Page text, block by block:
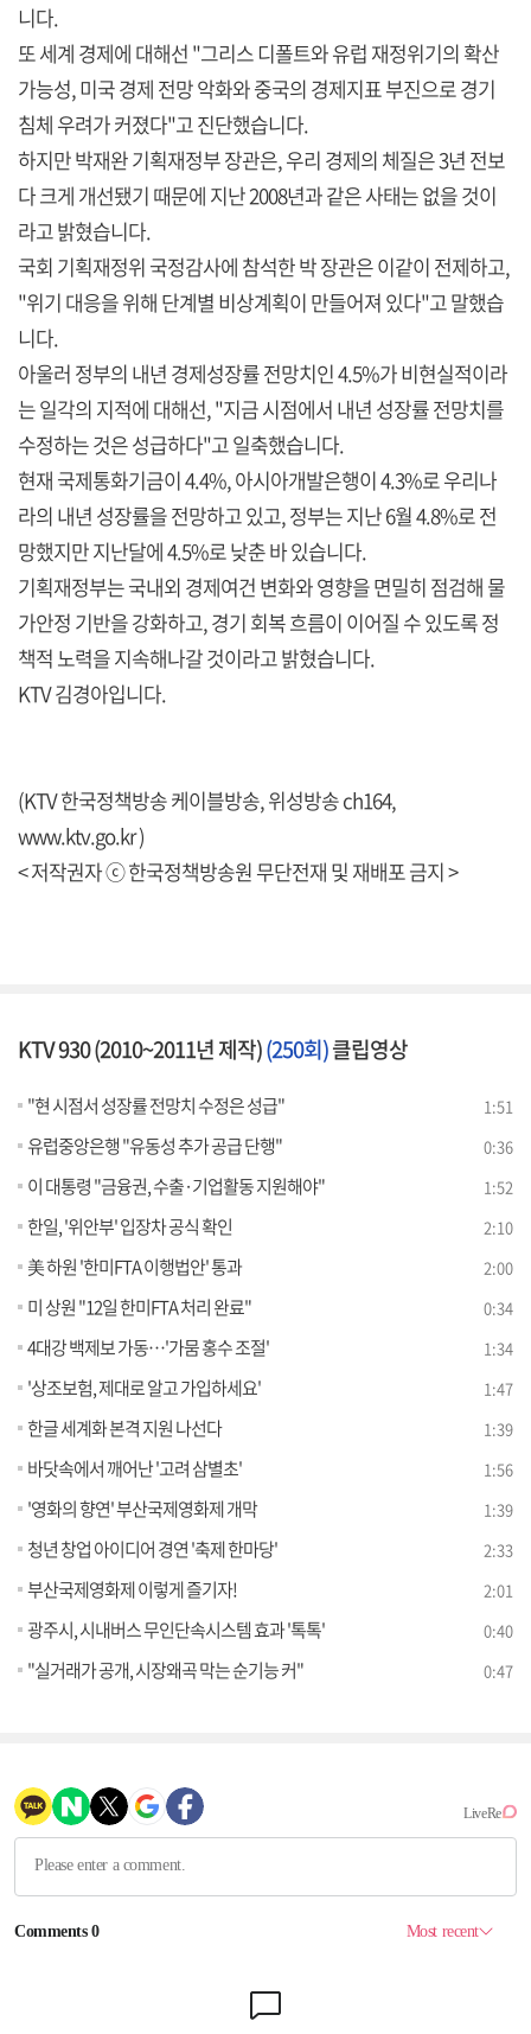
니다.
또 세계 경제에 대해선 "그리스 디폴트와 유럽 재정위기의 확산
가능성, 미국 경제 전망 악화와 중국의 경제지표 부진으로 경기
침체 우려가 커졌다"고 진단했습니다.
하지만 박재완 기획재정부 장관은, 우리 경제의 체질은 3년 전보
다 크게 개선됐기 때문에 지난 2008년과 같은 사태는 없을 것이
라고 밝혔습니다.
국회 기획재정위 국정감사에 참석한 박 장관은 이같이 전제하고,
"위기 대응을 위해 단계별 비상계획이 만들어져 있다"고 말했습
니다.
아울러 정부의 내년 경제성장률 전망치인 4.5%가 비현실적이라
는 일각의 지적에 대해선, "지금 시점에서 내년 성장률 전망치를
수정하는 것은 성급하다"고 일축했습니다.
현재 국제통화기금이 4.4%, 아시아개발은행이 4.3%로 우리나
라의 내년 성장률을 전망하고 있고, 정부는 지난 6월 4.8%로 전
망했지만 지난달에 4.5%로 낮춘 바 있습니다.
기획재정부는 국내외 경제여건 변화와 영향을 면밀히 점검해 물
가안정 기반을 강화하고, 경기 회복 흐름이 이어질 수 있도록 정
책적 노력을 지속해나갈 것이라고 밝혔습니다.
KTV 김경아입니다.
(KTV 한국정책방송 케이블방송, 위성방송 ch164,
www.ktv.go.kr )
< 저작권자 ⓒ 한국정책방송원 무단전재 및 재배포 금지 >
KTV 930 (2010~2011년 제작)(250회)클립영상
"현 시점서 성장률 전망치 수정은 성급" 1:51
유럽중앙은행 "유동성 추가 공급 단행" 0:36
이 대통령 "금융권, 수출·기업활동 지원해야" 1:52
한일, '위안부' 입장차 공식 확인 2:10
美 하원 '한미FTA 이행법안' 통과 2:00
미 상원 "12일 한미FTA 처리 완료" 0:34
4대강 백제보 가동…'가뭄 홍수 조절' 1:34
'상조보험, 제대로 알고 가입하세요' 1:47
한글 세계화 본격 지원 나선다 1:39
바닷속에서 깨어난 '고려 삼별초' 1:56
'영화의 향연' 부산국제영화제 개막 1:39
청년 창업 아이디어 경연 '축제 한마당' 2:33
부산국제영화제 이렇게 즐기자! 2:01
광주시, 시내버스 무인단속시스템 효과 '톡톡' 0:40
"실거래가 공개, 시장왜곡 막는 순기능 커" 0:47